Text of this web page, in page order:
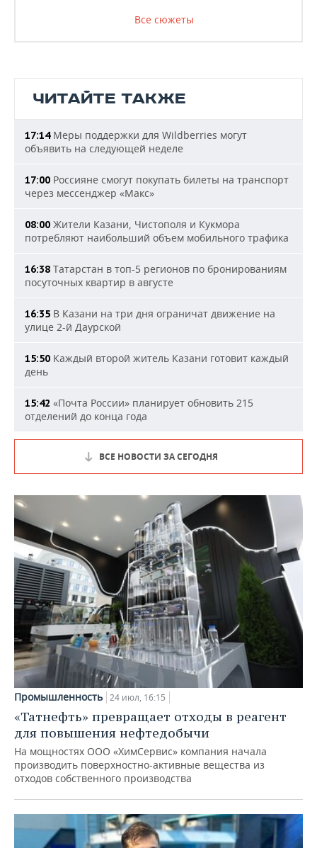
Все сюжеты
ЧИТАЙТЕ ТАКЖЕ
17:14Меры поддержки для Wildberries могут
объявить на следующей неделе
17:00 Россияне смогут покупать билеты на транспорт
через мессенджер «Макс»
08:00 Жители Казани, Чистополя и Кукмора
потребляют наибольший объем мобильного трафика
16:38 Татарстан в топ-5 регионов по бронированиям
посуточных квартир в августе
16:35 В Казани на три дня ограничат движение на
улице 2-й Даурской
15:50 Каждый второй житель Казани готовит каждый
день
15:42 «Почта России» планирует обновить 215
отделений до конца года
ВСЕ НОВОСТИ ЗА СЕГОДНЯ
Промышленность 24 июл, 16:15
«Татнефть» превращает отходы в реагент
для повышения нефтедобычи
На мощностях ООО «ХимСервис» компания начала
производить поверхностно-активные вещества из
отходов собственного производства